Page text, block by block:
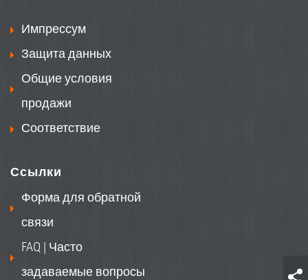
Импрессум
Защита данных
Общие условия
продажи
Соответствие
Ссылки
Форма для обратной
связи
FAQ | Часто
задаваемые вопросы